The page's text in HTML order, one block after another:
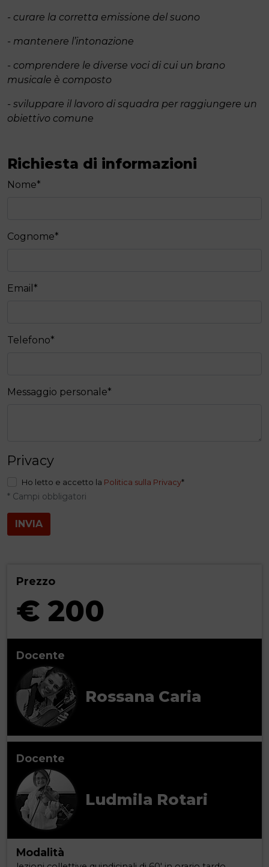
- curare la corretta emissione del suono
- mantenere l’intonazione
- comprendere le diverse voci di cui un brano
musicale è composto
- sviluppare il lavoro di squadra per raggiungere un
obiettivo comune
Richiesta di informazioni
Nome*
Cognome*
Email *
Telefono*
Messaggio personale*
Privacy
Ho letto e accetto la Politica sulla Privacy*
* Campi obbligatori
INVIA
Prezzo
€ 200
Docente
Rossana Caria
Docente
Ludmila Rotari
Modalità